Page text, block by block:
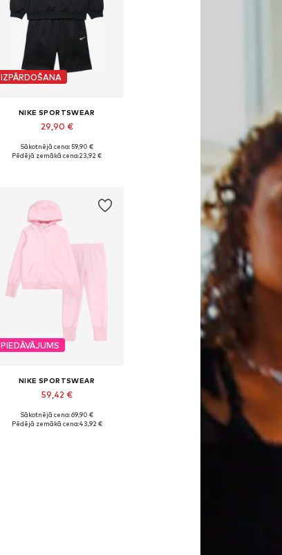
IZPĀRDOŠANA
NIKE SPORTSWEAR
29,90 €
Sākotnējā cena: 59,90 €
Pēdējā zemākā cena:23,92 €
PIEDĀVĀJUMS
NIKE SPORTSWEAR
59,42 €
Sākotnējā cena: 69,90 €
Pēdējā zemākā cena:43,92 €